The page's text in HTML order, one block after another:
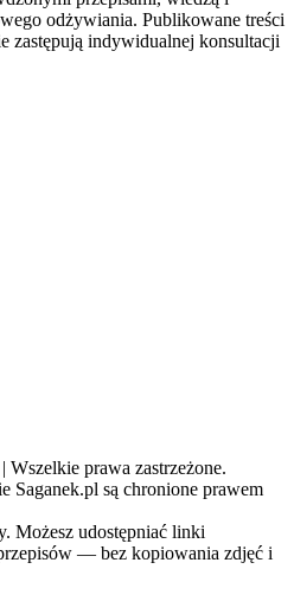
odżywiania. Publikowane treści
zastępują indywidualnej konsultacji
prawa zastrzeżone.
Saganek.pl są chronione prawem
Możesz udostępniać linki
— bez kopiowania zdjęć i